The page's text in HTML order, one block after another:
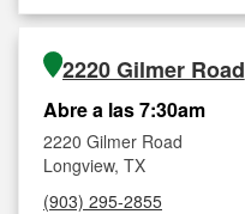
2220 Gilmer Road
Abre a las 7:30am
2220 Gilmer Road
Longview, TX
(903) 295-2855